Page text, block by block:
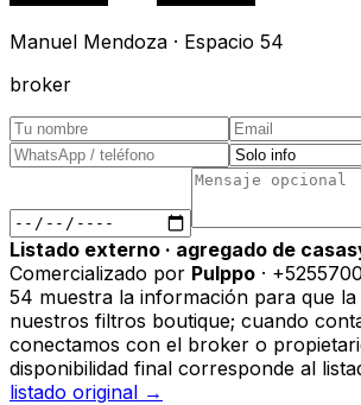
Manuel Mendoza · Espacio 54
broker
Listado externo · agregado de
Comercializado por Pulppo ·
54 muestra la información para que
nuestros filtros boutique; cuando
conectamos con el broker o
disponibilidad final corresponde al
listado original →